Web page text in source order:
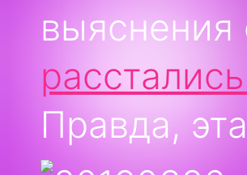
Правда,